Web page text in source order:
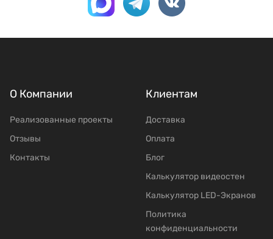
О Компании
Реализованные проекты
Отзывы
Контакты
Клиентам
Доставка
Оплата
Блог
Калькулятор видеостен
Калькулятор LED-Экранов
Политика
конфиденциальности